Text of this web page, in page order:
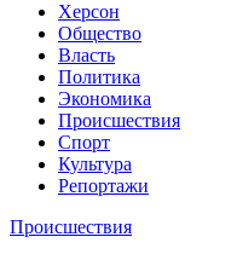
Херсон
Общество
Власть
Политика
Экономика
Происшествия
Спорт
Культура
Репортажи
Происшествия